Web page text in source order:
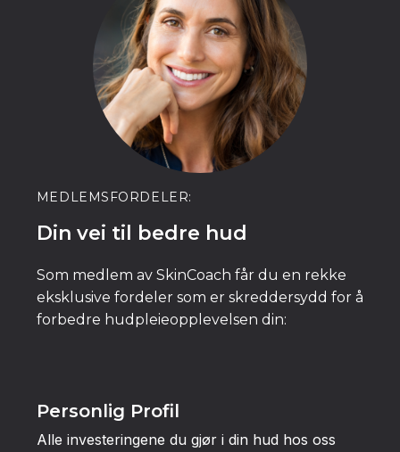
MEDLEMSFORDELER:
Din vei til bedre hud
Som medlem av SkinCoach får du en rekke
eksklusive fordeler som er skreddersydd for å
forbedre hudpleieopplevelsen din:
Personlig Profil
Alle investeringene du gjør i din hud hos oss